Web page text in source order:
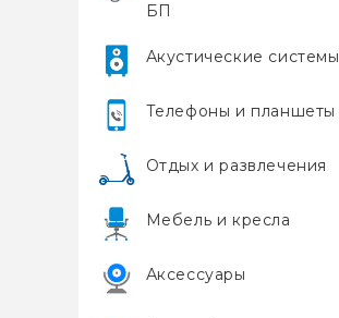
БП
Акустические системы
Телефоны и планшеты
Отдых и развлечения
Мебель и кресла
Аксессуары